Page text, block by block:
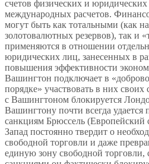
счетов физических и
международных расчетов.
могут быть как тотальными (как
золотовалютных резервов), так и
применяются в отношении
юридических лиц, занесенных в
повышения эффективности
Вашингтон подключает в
порядке» участвовать в них
с Вашингтоном блокируется
Вашингтону почти всегда
санкциям Брюссель
Запад постоянно твердит о
свободной торговли и даже
единую зону свободной торговли,